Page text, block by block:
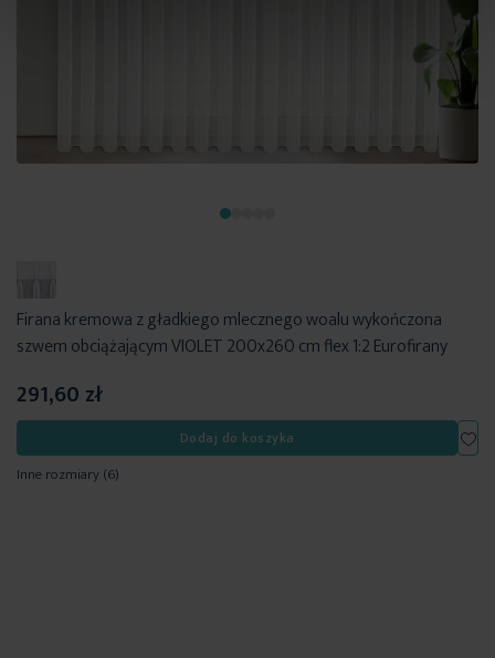
Firana kremowa z gładkiego mlecznego woalu wykończona
szwem obciążającym VIOLET 200x260 cm flex 1:2 Eurofirany
291,60 zł
Dodaj do koszyka
Inne rozmiary(6)